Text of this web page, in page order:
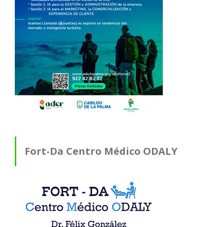
Fort-Da Centro Médico ODALY